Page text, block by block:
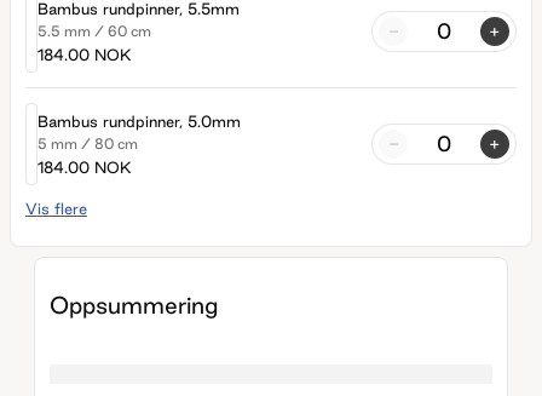
Bambus rundpinner, 5.5mm
5.5 mm / 60 cm
184.00 NOK
- +
Bambus rundpinner, 5.0mm
5 mm / 80 cm
184.00 NOK
- +
Vis flere
Oppsummering